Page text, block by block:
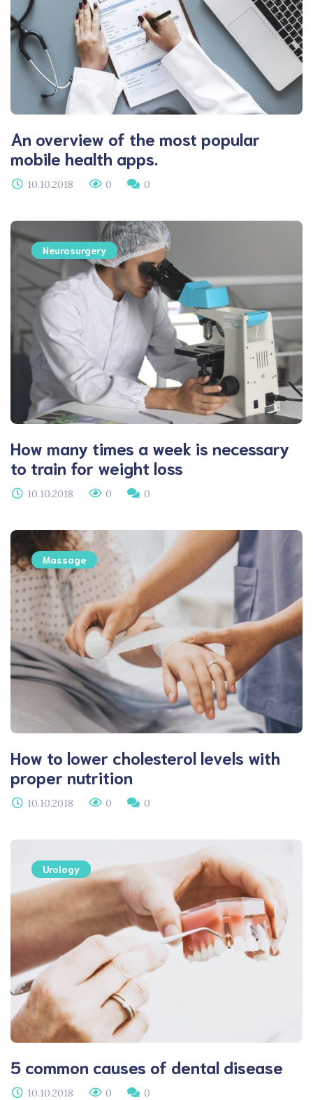
An overview of the most popular
mobile health apps.
10.10.2018 0 0
Neurosurgery
How many times a week is necessary
to train for weight loss
10.10.2018 0 0
Massage
How to lower cholesterol levels with
proper nutrition
10.10.2018 0 0
Urology
5 common causes of dental disease
10.10.2018 0 0